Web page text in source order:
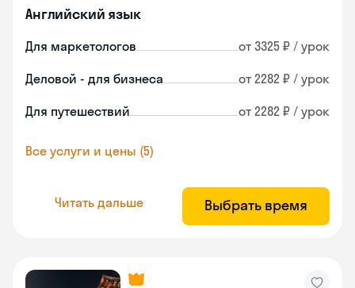
Английский язык
Для маркетологов от 3325 ₽ / урок
Деловой - для бизнеса от 2282 ₽ / урок
Для путешествий от 2282 ₽ / урок
Все услуги и цены (5)
Читать дальше Выбрать время